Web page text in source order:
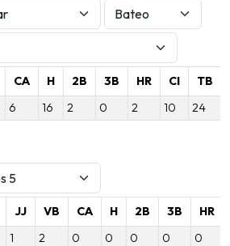
CA H 2B 3B HR CI
TB
6 16 2 0 2 10 24
JJ VB CA H 2B 3B
HR
1 2 0 0 0 0 0